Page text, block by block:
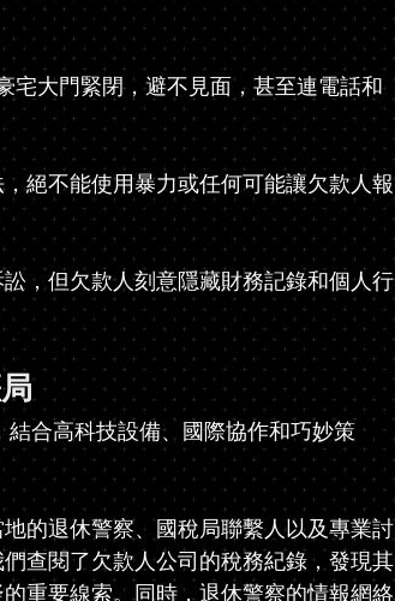
宅大門緊閉，避不見面，甚至連電話和
絕不能使用暴力或任何可能讓欠款人報
，但欠款人刻意隱藏財務記錄和個人行
合高科技設備、國際協作和巧妙策
的退休警察、國稅局聯繫人以及專業討
查閱了欠款人公司的稅務紀錄，發現其
重要線索。同時，退休警察的情報網絡